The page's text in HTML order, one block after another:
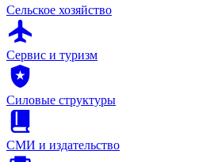
Сельское хозяйство
Сервис и туризм
Силовые структуры
СМИ и издательство